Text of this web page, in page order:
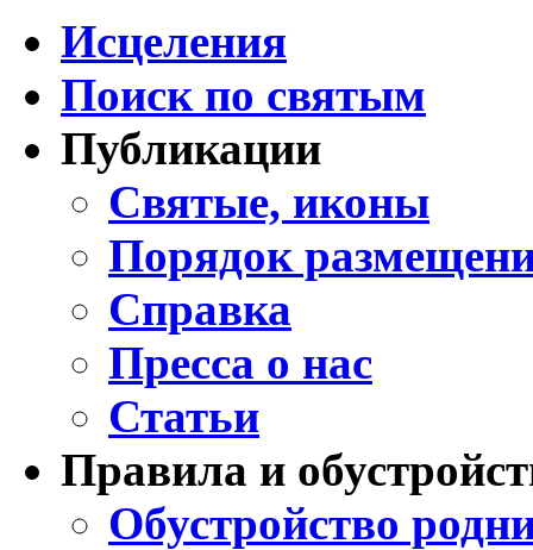
Исцеления
Поиск по святым
Публикации
Святые, иконы
Порядок
Справка
Пресса о нас
Статьи
Правила и
Обустройство